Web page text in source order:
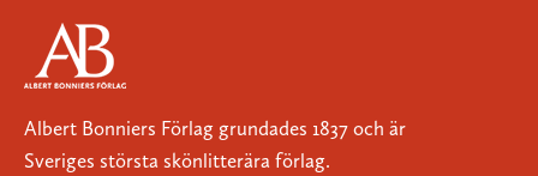
Albert Bonniers Förlag grundades 1837 och är
Sveriges största skönlitterära förlag.